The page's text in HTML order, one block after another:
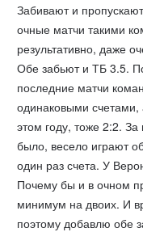
Забивают и
очные матчи такими
результативно, даже
Обе забьют и ТБ 3.5.
последние матчи
одинаковыми
этом году, тоже 2:2.
было, весело играют
один раз счета. У
Почему бы и в очном
минимум на двоих. И
поэтому добавлю обе